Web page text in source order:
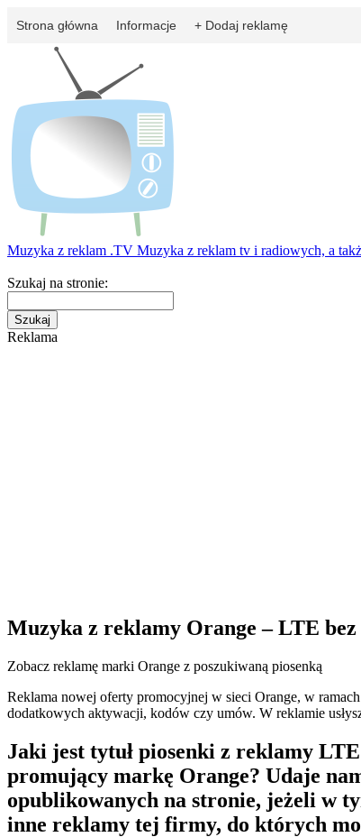
Strona główna Informacje + Dodaj reklamę
Muzyka z reklam .TV Muzyka z reklam tv i radiowych, a
Szukaj na stronie:
Reklama
Muzyka z reklamy Orange – LTE
Zobacz reklamę marki Orange z poszukiwaną piosenką
Reklama nowej oferty promocyjnej w sieci Orange, w
dodatkowych aktywacji, kodów czy umów. W reklamie
Jaki jest tytuł piosenki z reklamy
promujący markę Orange? Udaje
opublikowanych na stronie, jeżeli w
inne reklamy tej firmy, do których